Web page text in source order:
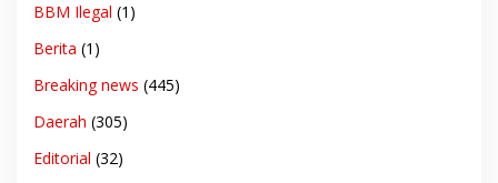
BBM Ilegal (1)
Berita (1)
Breaking news (445)
Daerah (305)
Editorial (32)